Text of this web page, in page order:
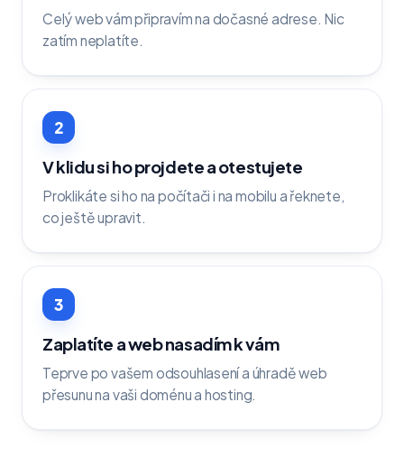
Celý web vám připravím na dočasné adrese. Nic
zatím neplatíte.
2
V klidu si ho projdete a otestujete
Proklikáte si ho na počítači i na mobilu a řeknete,
co ještě upravit.
3
Zaplatíte a web nasadím k vám
Teprve po vašem odsouhlasení a úhradě web
přesunu na vaši doménu a hosting.